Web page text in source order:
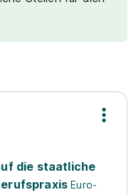
die staatliche
Euro-